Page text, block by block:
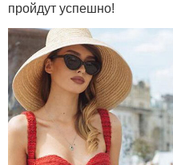
пройдут успешно!